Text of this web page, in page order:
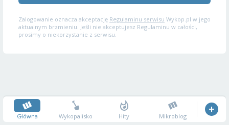
Zalogowanie oznacza akceptację Regulaminu serwisu Wykop.pl w jego
aktualnym brzmieniu. Jeśli nie akceptujesz Regulaminu w całości,
prosimy o niekorzystanie z serwisu.
Główna Wykopalisko Hity Mikroblog